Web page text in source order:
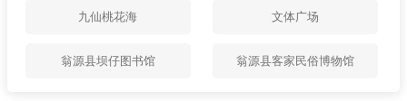
九仙桃花海 文体广场
翁源县坝仔图书馆 翁源县客家民俗博物馆